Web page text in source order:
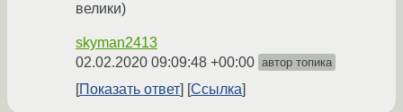
велики)
skyman2413
02.02.2020 09:09:48 +00:00 автор топика
Показать ответ Ссылка